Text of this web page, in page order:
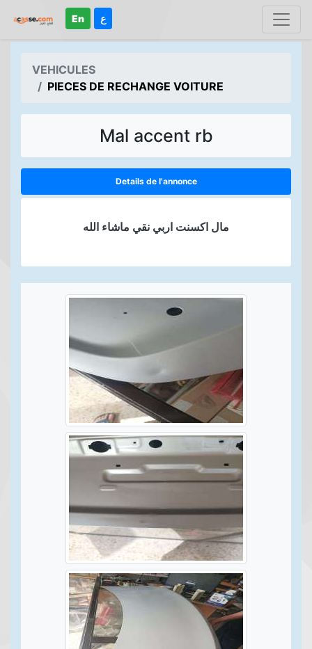
En ع
VEHICULES
PIECES DE RECHANGE VOITURE
Mal accent rb
Details de l'annonce
مال اكسنت اربي نقي ماشاء الله